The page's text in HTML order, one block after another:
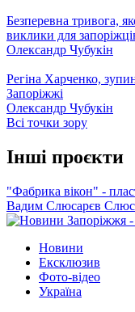
Безперевна тривога,
виклики для
Олександр Чубукін
Регіна Харченко,
Запоріжжі
Олександр Чубукін
Всі точки зору
Інші проєкти
"Фабрика вікон" -
Вадим Слюсарєв
Новини
Ексклюзив
Фото-відео
Україна